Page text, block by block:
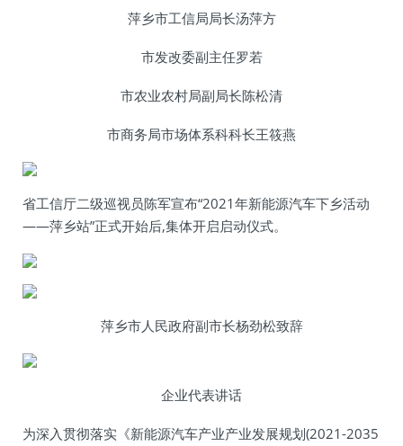
萍乡市工信局局长汤萍方
市发改委副主任罗若
市农业农村局副局长陈松清
市商务局市场体系科科长王筱燕
省工信厅二级巡视员陈军宣布“2021年新能源汽车下乡活动
——萍乡站”正式开始后,集体开启启动仪式。
萍乡市人民政府副市长杨劲松致辞
企业代表讲话
为深入贯彻落实《新能源汽车产业产业发展规划(2021-2035